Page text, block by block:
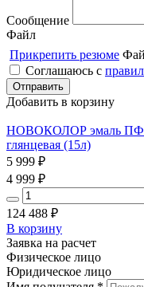
Сообщение
Файл
Прикрепить резюме
Соглашаюсь с
Добавить в корзину
НОВОКОЛОР эмаль ПФ-
глянцевая (15л)
5 999 ₽
4 999 ₽
124 488 ₽
В корзину
Заявка на расчет
Физическое лицо
Юридическое лицо